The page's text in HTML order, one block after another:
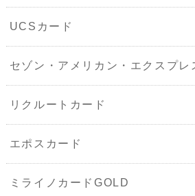
UCSカード
セゾン・アメリカン・エクスプレ
リクルートカード
エポスカード
ミライノカードGOLD